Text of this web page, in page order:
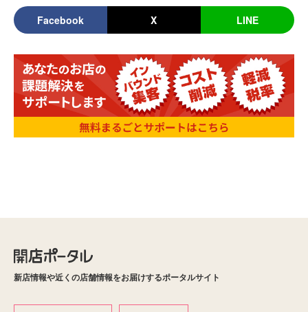
Facebook X LINE
新店情報や近くの店舗情報をお届けするポータルサイト